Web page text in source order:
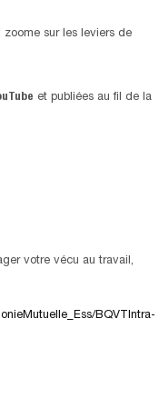
zoome sur les leviers de
et publiées au fil de la
votre vécu au travail,
BQVTIntra-